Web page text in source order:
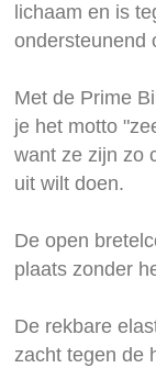
lichaam en is
ondersteunend
Met de Prime
je het motto
want ze zijn zo
uit wilt doen.
De open
plaats zonder
De rekbare
zacht tegen de